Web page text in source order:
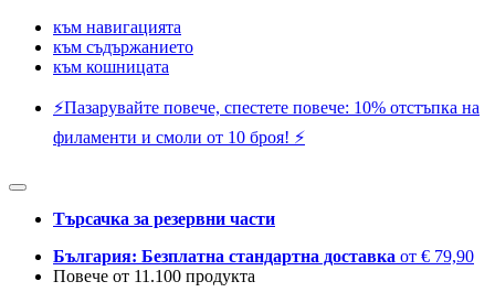
към навигацията
към съдържанието
към кошницата
⚡️Пазарувайте повече, спестете повече: 10% отстъпка на
филаменти и смоли от 10 броя! ⚡️
Търсачка за резервни части
България: Безплатна стандартна доставка от € 79,90
Повече от 11.100 продукта